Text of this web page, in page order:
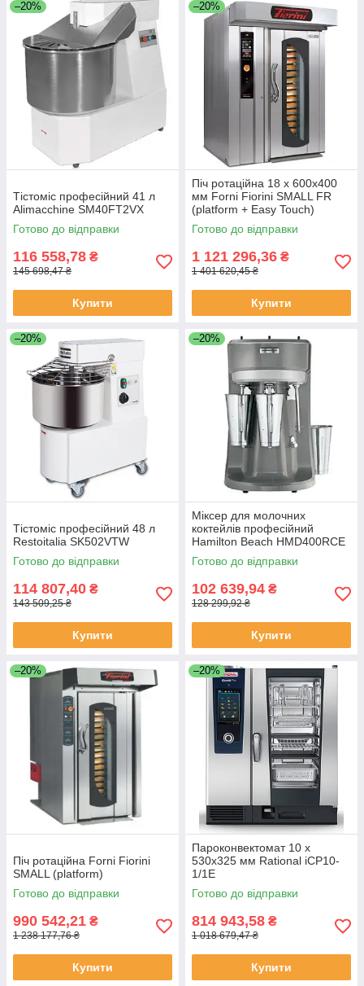
–20%
Тістоміс професійний 41 л
Alimacchine SM40FT2VX
Готово до відправки
116 558,78 ₴
145 698,47 ₴
Купити
–20%
Піч ротаційна 18 х 600х400
мм Forni Fiorini SMALL FR
(platform + Easy Touch)
Готово до відправки
1 121 296,36 ₴
1 401 620,45 ₴
Купити
–20%
Тістоміс професійний 48 л
Restoitalia SK502VTW
Готово до відправки
114 807,40 ₴
143 509,25 ₴
Купити
–20%
Міксер для молочних
коктейлів професійний
Hamilton Beach HMD400RCE
Готово до відправки
102 639,94 ₴
128 299,92 ₴
Купити
–20%
Піч ротаційна Forni Fiorini
SMALL (platform)
Готово до відправки
990 542,21 ₴
1 238 177,76 ₴
Купити
–20%
Пароконвектомат 10 х
530х325 мм Rational iCP10-
1/1E
Готово до відправки
814 943,58 ₴
1 018 679,47 ₴
Купити